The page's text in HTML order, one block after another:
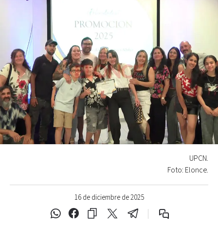
16 de diciembre de 2025
UPCN.
Foto: Elonce.